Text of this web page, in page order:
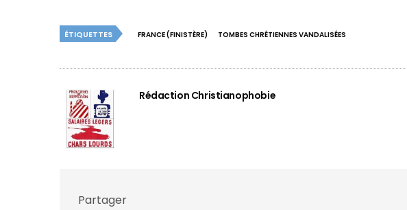
ÉTIQUETTES FRANCE (FINISTÈRE) TOMBES CHRÉTIENNES VANDALISÉES
Rédaction Christianophobie
Partager